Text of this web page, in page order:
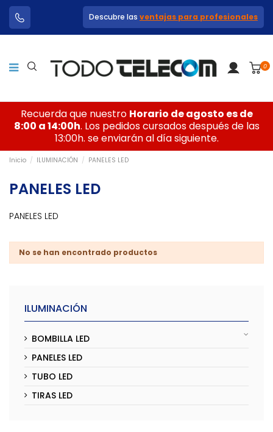
Descubre las ventajas para profesionales
0
Recuerda que nuestro Horario de agosto es de
8:00 a 14:00h. Los pedidos cursados después de las
13:00h. se enviarán al día siguiente.
Inicio ILUMINACIÓN PANELES LED
PANELES LED
PANELES LED
No se han encontrado productos
ILUMINACIÓN
BOMBILLA LED
PANELES LED
TUBO LED
TIRAS LED